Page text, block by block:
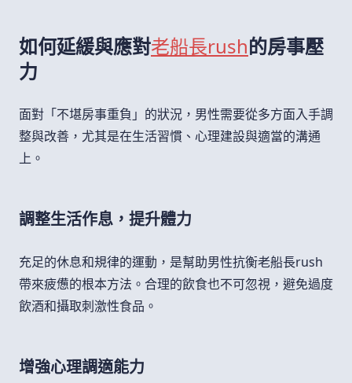
如何延緩與應對老船長rush的房事壓
力
面對「不堪房事重負」的狀況，男性需要從多方面入手調
整與改善，尤其是在生活習慣、心理建設與適當的溝通
上。
調整生活作息，提升體力
充足的休息和規律的運動，是幫助男性抗衡老船長rush
帶來疲憊的根本方法。合理的飲食也不可忽視，避免過度
飲酒和攝取刺激性食品。
增強心理調適能力